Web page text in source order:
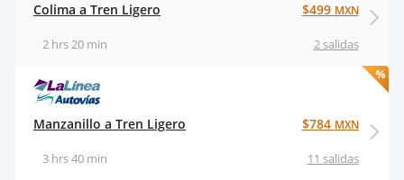
Colima a Tren Ligero
2 salidas
2 hrs 20 min
$499 MXN
Manzanillo a Tren Ligero
11 salidas
3 hrs 40 min
$784 MXN